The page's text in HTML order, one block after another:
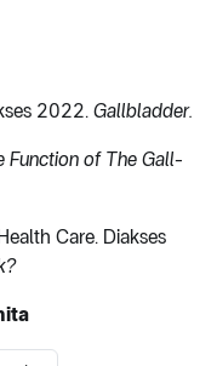
2022. Gallbladder.
Function of The Gall-
Care. Diakses